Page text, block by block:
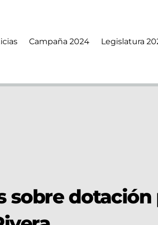
Campaña 2024 Legislatura
sobre dotación